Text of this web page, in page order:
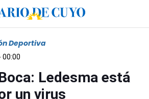
Deportiva
00:00
Ledesma está
un virus